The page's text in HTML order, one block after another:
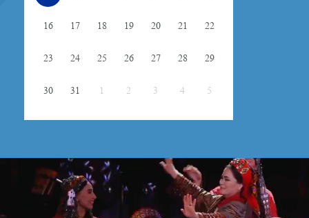
16 17 18 19 20 21 22
23 24 25 26 27 28 29
30 31 1 2 3 4 5